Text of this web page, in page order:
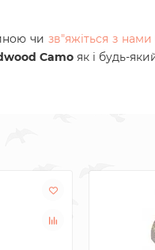
чизв"яжіться з
Camo як і будь-